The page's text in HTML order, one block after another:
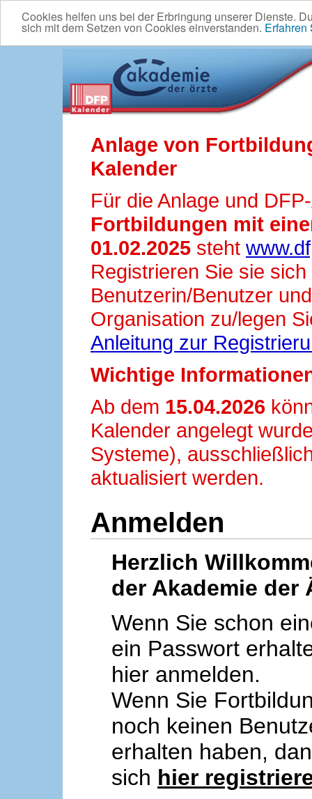
Cookies helfen uns bei der Erbringung unserer Dienste.
sich mit dem Setzen von Cookies einverstanden. Erfahren
Anlage von
Kalender
Für die Anlage und
Fortbildungen mit
01.02.2025 steht
Registrieren Sie sie
Benutzerin/Benutzer
Organisation zu/legen
Anleitung zur
Wichtige
Ab dem 15.04.2026
Kalender angelegt
Systeme),
aktualisiert werden.
Anmelden
Herzlich
der Akademie der
Wenn Sie schon
ein Passwort
hier anmelden.
Wenn Sie
noch keinen
erhalten haben,
sich hier